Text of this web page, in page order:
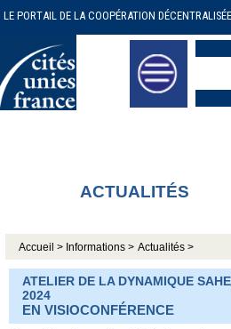
LE PORTAIL DE LA COOPÉRATION DÉCENTRALISÉE
ACTUALITÉS
Accueil > Informations > Actualités >
ATELIER DE LA DYNAMIQUE
2024
EN VISIOCONFÉRENCE